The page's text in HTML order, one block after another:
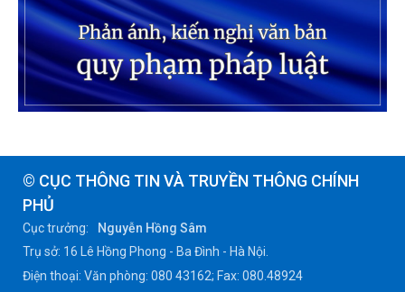
© CỤC THÔNG TIN VÀ TRUYỀN THÔNG CHÍNH
PHỦ
Cục trưởng:
Nguyễn Hồng Sâm
Trụ sở: 16 Lê Hồng Phong - Ba Đình - Hà Nội.
Điện thoại: Văn phòng: 080 43162; Fax: 080.48924